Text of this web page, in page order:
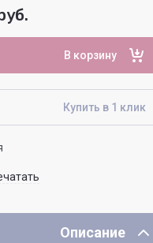
В корзину
Купить в 1 клик
Описание